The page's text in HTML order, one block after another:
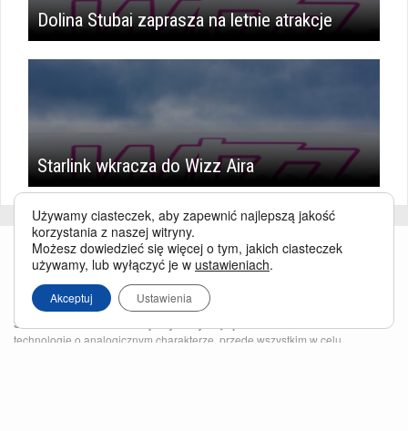
Dolina Stubai zaprasza na letnie atrakcje
Starlink wkracza do Wizz Aira
Serwis BusinessTraveller.pl wykorzystuje pliki cookies
technologie o analogicznym charakterze, przede wszystkim w celu
Używamy ciasteczek, aby zapewnić najlepszą jakość
korzystania z naszej witryny.
Możesz dowiedzieć się więcej o tym, jakich ciasteczek
używamy, lub wyłączyć je w ustawieniach.
Akceptuj Ustawienia